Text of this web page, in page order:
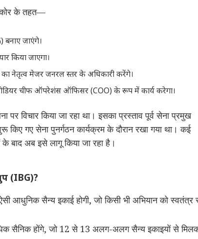
के तहत—
बनाए जाएंगे।
किया जाएगा।
का नेतृत्व मेजर जनरल स्तर के अधिकारी करेंगे।
चीफ ऑपरेशंस ऑफिसर (COO) के रूप में कार्य करेगा।
पर विचार किया जा रहा था। इसका प्रस्ताव पूर्व सेना प्रमुख
किए गए सेना पुनर्गठन कार्यक्रम के दौरान रखा गया था। कई
के बाद अब इसे लागू किया जा रहा है।
(IBG)?
आधुनिक सैन्य इकाई होगी, जो किसी भी अभियान को स्वतंत्र
सैनिक होंगे, जो 12 से 13 अलग-अलग सैन्य इकाइयों से